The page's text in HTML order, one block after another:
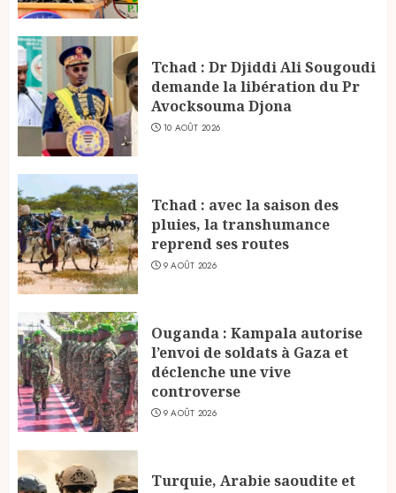
Tchad : Dr Djiddi Ali Sougoudi
demande la libération du Pr
Avocksouma Djona
10 AOÛT 2026
Tchad : avec la saison des
pluies, la transhumance
reprend ses routes
9 AOÛT 2026
Ouganda : Kampala autorise
l’envoi de soldats à Gaza et
déclenche une vive
controverse
9 AOÛT 2026
Turquie, Arabie saoudite et